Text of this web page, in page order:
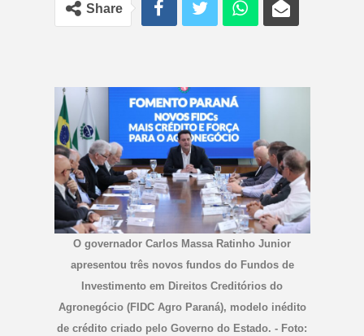
Share
O governador Carlos Massa Ratinho Junior
apresentou três novos fundos do Fundos de
Investimento em Direitos Creditórios do
Agronegócio (FIDC Agro Paraná), modelo inédito
de crédito criado pelo Governo do Estado. - Foto: